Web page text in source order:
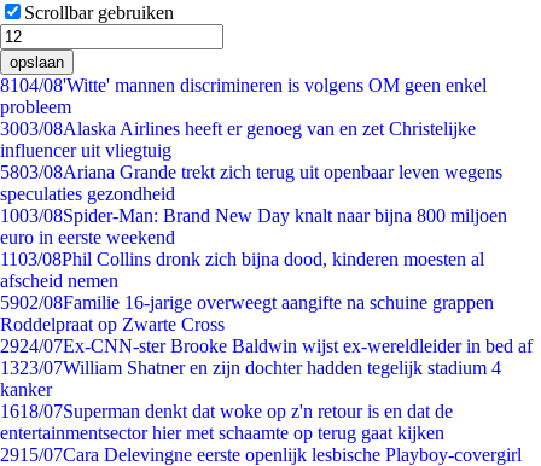
Scrollbar gebruiken
opslaan
8104/08'Witte' mannen discrimineren is volgens OM geen enkel
probleem
3003/08Alaska Airlines heeft er genoeg van en zet Christelijke
influencer uit vliegtuig
5803/08Ariana Grande trekt zich terug uit openbaar leven wegens
speculaties gezondheid
1003/08Spider-Man: Brand New Day knalt naar bijna 800 miljoen
euro in eerste weekend
1103/08Phil Collins dronk zich bijna dood, kinderen moesten al
afscheid nemen
5902/08Familie 16-jarige overweegt aangifte na schuine grappen
Roddelpraat op Zwarte Cross
2924/07Ex-CNN-ster Brooke Baldwin wijst ex-wereldleider in bed af
1323/07William Shatner en zijn dochter hadden tegelijk stadium 4
kanker
1618/07Superman denkt dat woke op z'n retour is en dat de
entertainmentsector hier met schaamte op terug gaat kijken
2915/07Cara Delevingne eerste openlijk lesbische Playboy-covergirl